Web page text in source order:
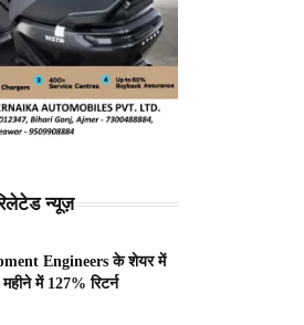
न्यूज़
Engineers के शेयर में
में 127% रिटर्न